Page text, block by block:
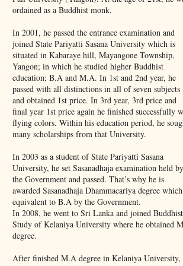
ordained as a Buddhist monk.
In 2001, he passed the entrance examination and
joined State Pariyatti Sasana University which is
situated in Kabaraye hill, Mayangone Township,
Yangon; in which he studied higher Buddhist
education; B.A and M.A. In 1st and 2nd year, he
passed with all distinctions in all of seven subjects
and obtained 1st price. In 3rd year, 3rd price and
final year 1st price again he finished successfully
flying colors. Within his education period, he
many scholarships from that University.
In 2003 as a student of State Pariyatti Sasana
University, he set Sasanadhaja examination held by
the Government and passed. That’s why he is
awarded Sasanadhaja Dhammacariya degree
equivalent to B.A by the Government.
In 2008, he went to Sri Lanka and joined Buddhist
Study of Kelaniya University where he obtained
degree.
After finished M.A degree in Kelaniya University,